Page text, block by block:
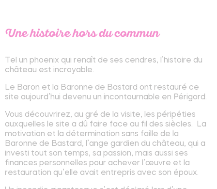
Une histoire hors du commun
Tel un phoenix qui renaît de ses cendres, l’histoire du
château est incroyable.
Le Baron et la Baronne de Bastard ont restauré ce
site aujourd’hui devenu un incontournable en Périgord.
Vous découvrirez, au gré de la visite, les péripéties
auxquelles le site a dû faire face au fil des siècles. La
motivation et la détermination sans faille de la
Baronne de Bastard, l’ange gardien du château, qui a
investi tout son temps, sa passion, mais aussi ses
finances personnelles pour achever l’œuvre et la
restauration qu’elle avait entrepris avec son époux.